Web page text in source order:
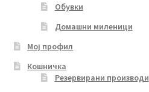
Обувки
Домашни миленици
Мој профил
Кошничка
Резервирани производи